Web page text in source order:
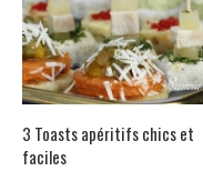
3 Toasts apéritifs chics et
faciles